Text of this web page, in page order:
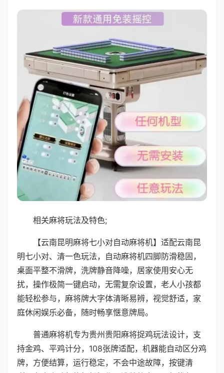
相关麻将玩法及特色;
【云南昆明麻将七小对自动麻将机】适配云南昆
明七小对、清一色玩法，自动麻将机四脚防滑稳固，
桌面平整不滑牌，洗牌静音降噪，居家使用安心无
扰，操作极简一键启动，无需复杂设置，老人小孩都
能轻松参与，麻将牌大字体清晰易辨，视觉舒适，家
庭休闲娱乐必备，随时畅享惬意牌局。
普通麻将机专为贵州贵阳麻将捉鸡玩法设计，支
持金鸡、平鸡计分，108张牌适配，机器能自动区分鸡
牌，方便结算，运行稳定，不会中途故障，按键清